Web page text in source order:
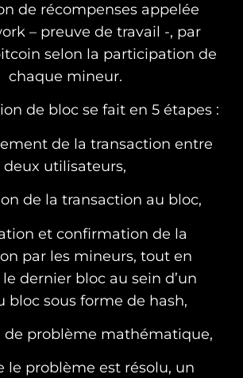
de récompenses appelée
– preuve de travail -, par
selon la participation de
chaque mineur.
de bloc se fait en 5 étapes :
de la transaction entre
deux utilisateurs,
de la transaction au bloc,
et confirmation de la
par les mineurs, tout en
dernier bloc au sein d’un
bloc sous forme de hash,
de problème mathématique,
le problème est résolu, un